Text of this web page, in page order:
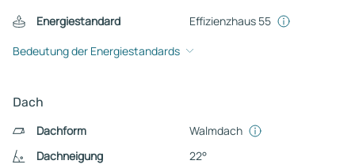
Energiestandard
Effizienzhaus 55
Bedeutung der Energiestandards
Dach
Dachform
Walmdach
Dachneigung
22°